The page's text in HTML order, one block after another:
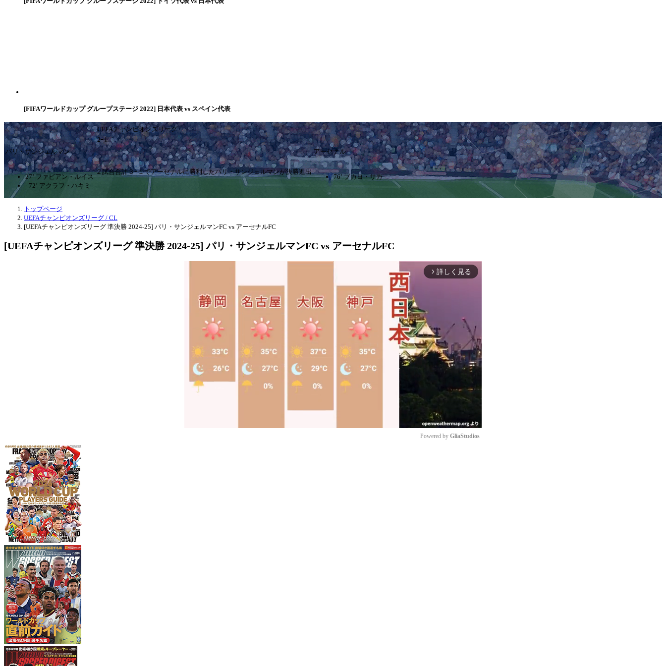
[FIFAワールドカップ グループステージ 2022] 日本代表 vs スペイン代表
UEFAチャンピオンズリーグ
2ｰ1
パリ・サンジェルマン
２試合合計３ｰ１でアーセナルに勝利したパリ・サンジェルマンが決勝進出
アーセナル
27’ ファビアン・ルイス
72’ アクラフ・ハキミ
76’ ブカヨ・サカ
トップページ
UEFAチャンピオンズリーグ / CL
[UEFAチャンピオンズリーグ 準決勝 2024-25] パリ・サンジェルマンFC vs アーセナルFC
[UEFAチャンピオンズリーグ 準決勝 2024-25] パリ・サンジェルマンFC vs アーセナルFC
arrow_forward_ios 詳しく見る
Powered by GliaStudios